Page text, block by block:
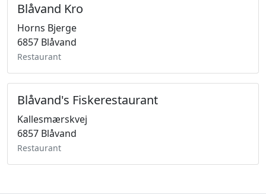
Blåvand Kro
Horns Bjerge
6857 Blåvand
Restaurant
Blåvand's Fiskerestaurant
Kallesmærskvej
6857 Blåvand
Restaurant